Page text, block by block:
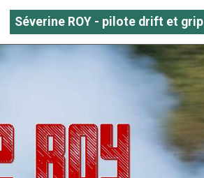
Séverine ROY - pilote drift et grip